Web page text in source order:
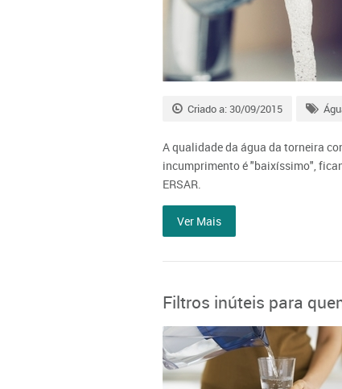
Criado a: 30/09/2015
A qualidade da água da torneira
incumprimento é "baixíssimo",
ERSAR.
Ver Mais
Filtros inúteis para